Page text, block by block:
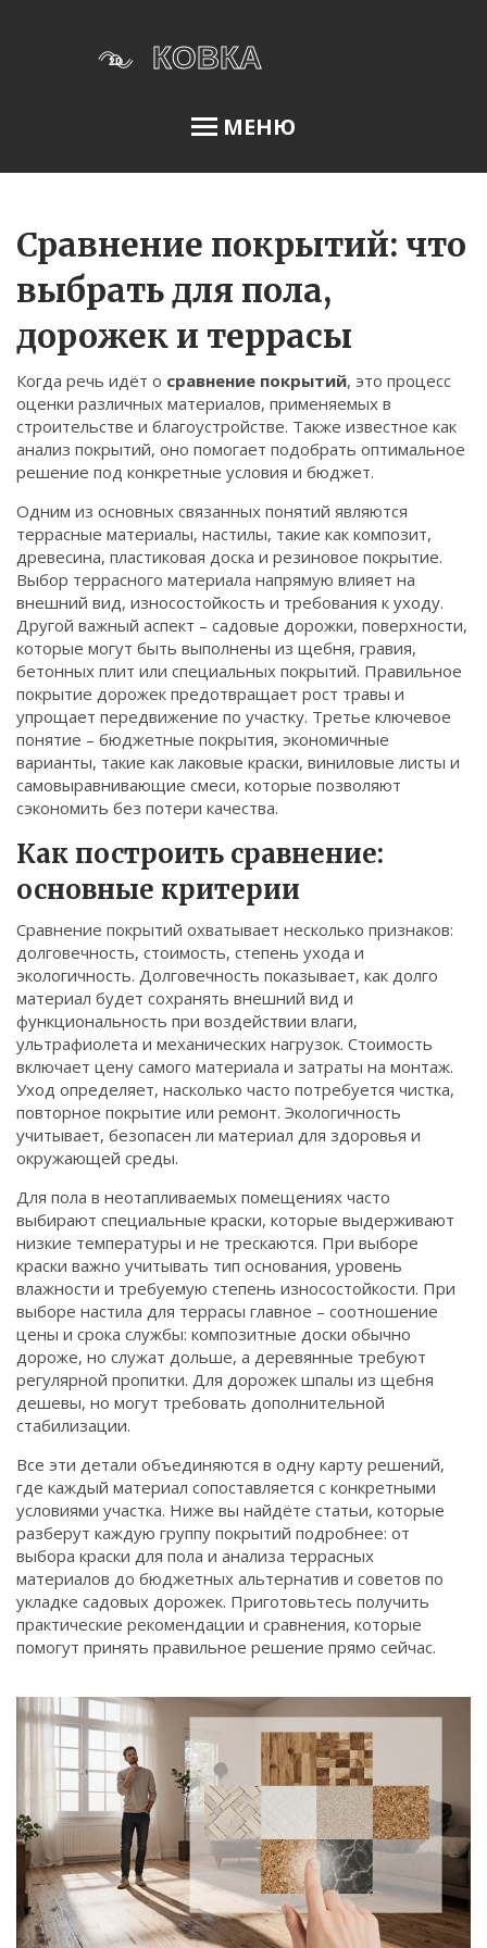
МЕНЮ
Меню
О нас
Условия использования
Политика конфиденциальности
ФЗ-152
Связаться
© 2026. Все права защищены.
Сравнение покрытий: что
выбрать для пола,
дорожек и террасы
Когда речь идёт о сравнение покрытий, это процесс
оценки различных материалов, применяемых в
строительстве и благоустройстве. Также известное как
анализ покрытий, оно помогает подобрать оптимальное
решение под конкретные условия и бюджет.
Одним из основных связанных понятий являются
террасные материалы, настилы, такие как композит,
древесина, пластиковая доска и резиновое покрытие.
Выбор террасного материала напрямую влияет на
внешний вид, износостойкость и требования к уходу.
Другой важный аспект – садовые дорожки, поверхности,
которые могут быть выполнены из щебня, гравия,
бетонных плит или специальных покрытий. Правильное
покрытие дорожек предотвращает рост травы и
упрощает передвижение по участку. Третье ключевое
понятие – бюджетные покрытия, экономичные
варианты, такие как лаковые краски, виниловые листы и
самовыравнивающие смеси, которые позволяют
сэкономить без потери качества.
Как построить сравнение:
основные критерии
Сравнение покрытий охватывает несколько признаков:
долговечность, стоимость, степень ухода и
экологичность. Долговечность показывает, как долго
материал будет сохранять внешний вид и
функциональность при воздействии влаги,
ультрафиолета и механических нагрузок. Стоимость
включает цену самого материала и затраты на монтаж.
Уход определяет, насколько часто потребуется чистка,
повторное покрытие или ремонт. Экологичность
учитывает, безопасен ли материал для здоровья и
окружающей среды.
Для пола в неотапливаемых помещениях часто
выбирают специальные краски, которые выдерживают
низкие температуры и не трескаются. При выборе
краски важно учитывать тип основания, уровень
влажности и требуемую степень износостойкости. При
выборе настила для террасы главное – соотношение
цены и срока службы: композитные доски обычно
дороже, но служат дольше, а деревянные требуют
регулярной пропитки. Для дорожек шпалы из щебня
дешевы, но могут требовать дополнительной
стабилизации.
Все эти детали объединяются в одну карту решений,
где каждый материал сопоставляется с конкретными
условиями участка. Ниже вы найдёте статьи, которые
разберут каждую группу покрытий подробнее: от
выбора краски для пола и анализа террасных
материалов до бюджетных альтернатив и советов по
укладке садовых дорожек. Приготовьтесь получить
практические рекомендации и сравнения, которые
помогут принять правильное решение прямо сейчас.